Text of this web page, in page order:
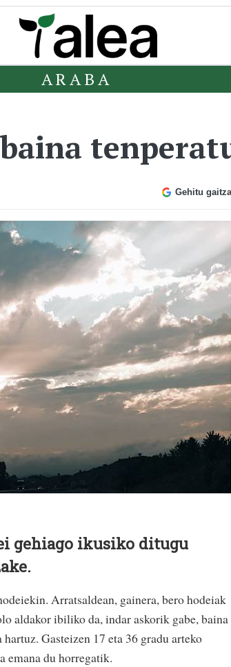
ARABA
Gehitu
gehiago ikusiko ditugu
Arratsaldean, gainera, bero hodeiak
aldakor ibiliko da, indar askorik gabe, baina
Gasteizen 17 eta 36 gradu arteko
emana du horregatik.